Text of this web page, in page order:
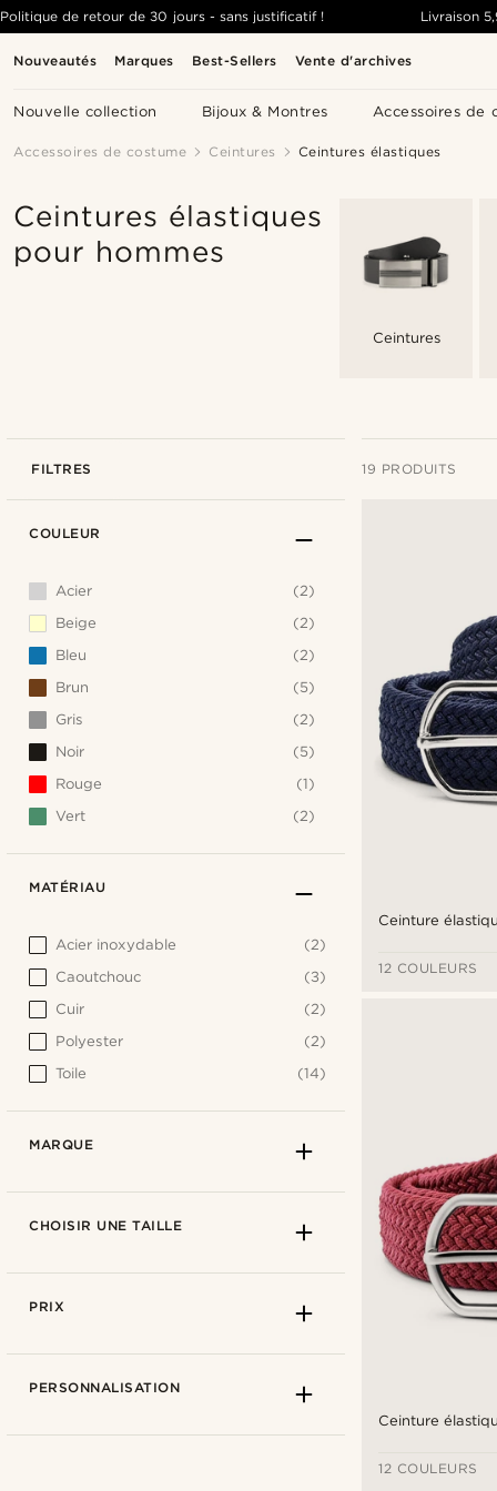
Nouveautés Marques Best-Sellers Vente d'archives
Nouvelle collection Bijoux & Montres Accessoires de
Politique de retour de 30 jours - sans justificatif ! Livraison
Accessoires de costume Ceintures Ceintures élastiques
Ceintures élastiques
pour hommes
Ceintures
FILTRES 19 PRODUITS
Ceinture
12 COULEURS
Ceinture
12 COULEURS
COULEUR
Acier
(2)
Beige
(2)
Bleu
(2)
Brun
(5)
Gris
(2)
Noir
(5)
Rouge
(1)
Vert
(2)
MATÉRIAU
Acier inoxydable
(2)
Caoutchouc
(3)
Cuir
(2)
Polyester
(2)
Toile
(14)
MARQUE
CHOISIR UNE TAILLE
PRIX
PERSONNALISATION